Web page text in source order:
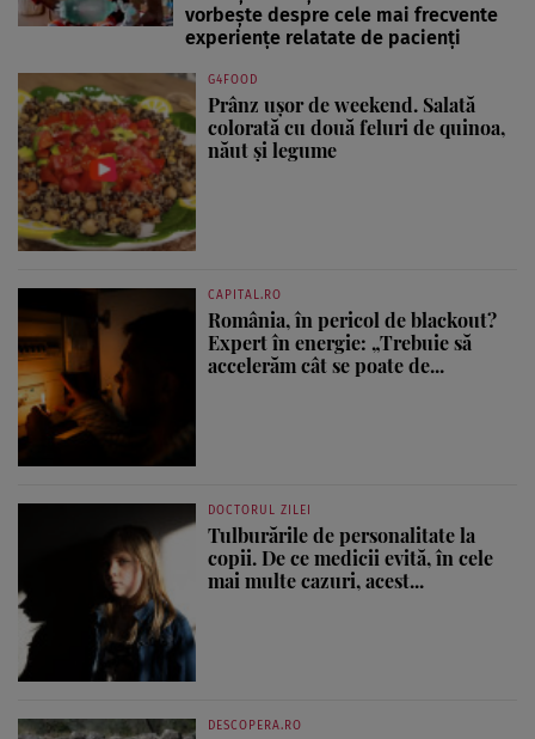
vorbește despre cele mai frecvente
experiențe relatate de pacienți
G4FOOD
Prânz ușor de weekend. Salată
colorată cu două feluri de quinoa,
năut și legume
CAPITAL.RO
România, în pericol de blackout?
Expert în energie: „Trebuie să
accelerăm cât se poate de...
DOCTORUL ZILEI
Tulburările de personalitate la
copii. De ce medicii evită, în cele
mai multe cazuri, acest...
DESCOPERA.RO